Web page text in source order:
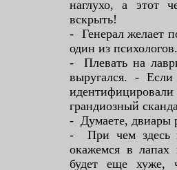
наглухо, а этот
вскрыть!
- Генерал желает
один из психологов.
- Плевать на
выругался. -
грандиозный
- Думаете, двиары
- При чем здесь
окажемся в
будет еще